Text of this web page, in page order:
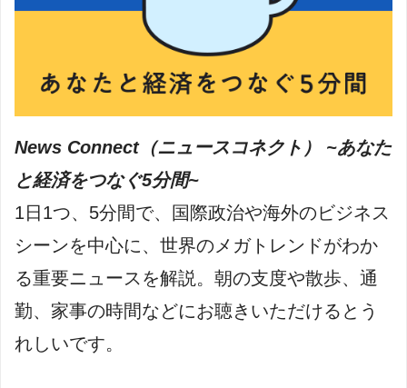
News Connect（ニュースコネクト） ~あなた
と経済をつなぐ5分間~
1日1つ、5分間で、国際政治や海外のビジネス
シーンを中心に、世界のメガトレンドがわか
る重要ニュースを解説。朝の支度や散歩、通
勤、家事の時間などにお聴きいただけるとう
れしいです。